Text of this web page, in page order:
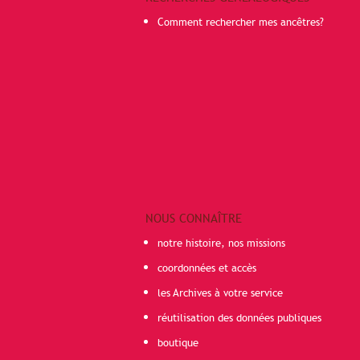
Comment rechercher mes ancêtres?
NOUS CONNAÎTRE
notre histoire, nos missions
coordonnées et accès
les Archives à votre service
réutilisation des données publiques
boutique